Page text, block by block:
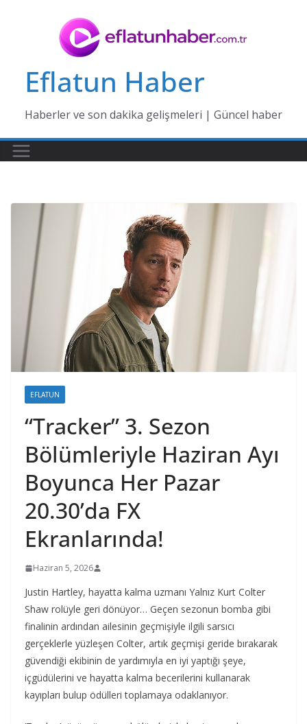
Eflatun Haber
Haberler ve son dakika gelişmeleri | Güncel haber
EFLATUN
“Tracker” 3. Sezon
Bölümleriyle Haziran Ayı
Boyunca Her Pazar
20.30’da FX
Ekranlarında!
Haziran 5, 2026
Justin Hartley, hayatta kalma uzmanı Yalnız Kurt Colter
Shaw rolüyle geri dönüyor… Geçen sezonun bomba gibi
finalinin ardından ailesinin geçmişiyle ilgili sarsıcı
gerçeklerle yüzleşen Colter, artık geçmişi geride bırakarak
güvendiği ekibinin de yardımıyla en iyi yaptığı şeye,
içgüdülerini ve hayatta kalma becerilerini kullanarak
kayıpları bulup ödülleri toplamaya odaklanıyor.